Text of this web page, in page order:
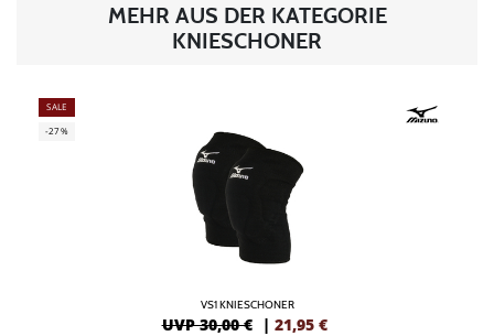
MEHR AUS DER KATEGORIE
KNIESCHONER
SALE
-27%
VS1 KNIESCHONER
UVP 30,00 € | 21,95 €